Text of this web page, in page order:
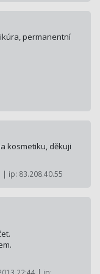
permanentní
kosmetiku, děkuji
ip: 83.208.40.55
22:44 | ip: